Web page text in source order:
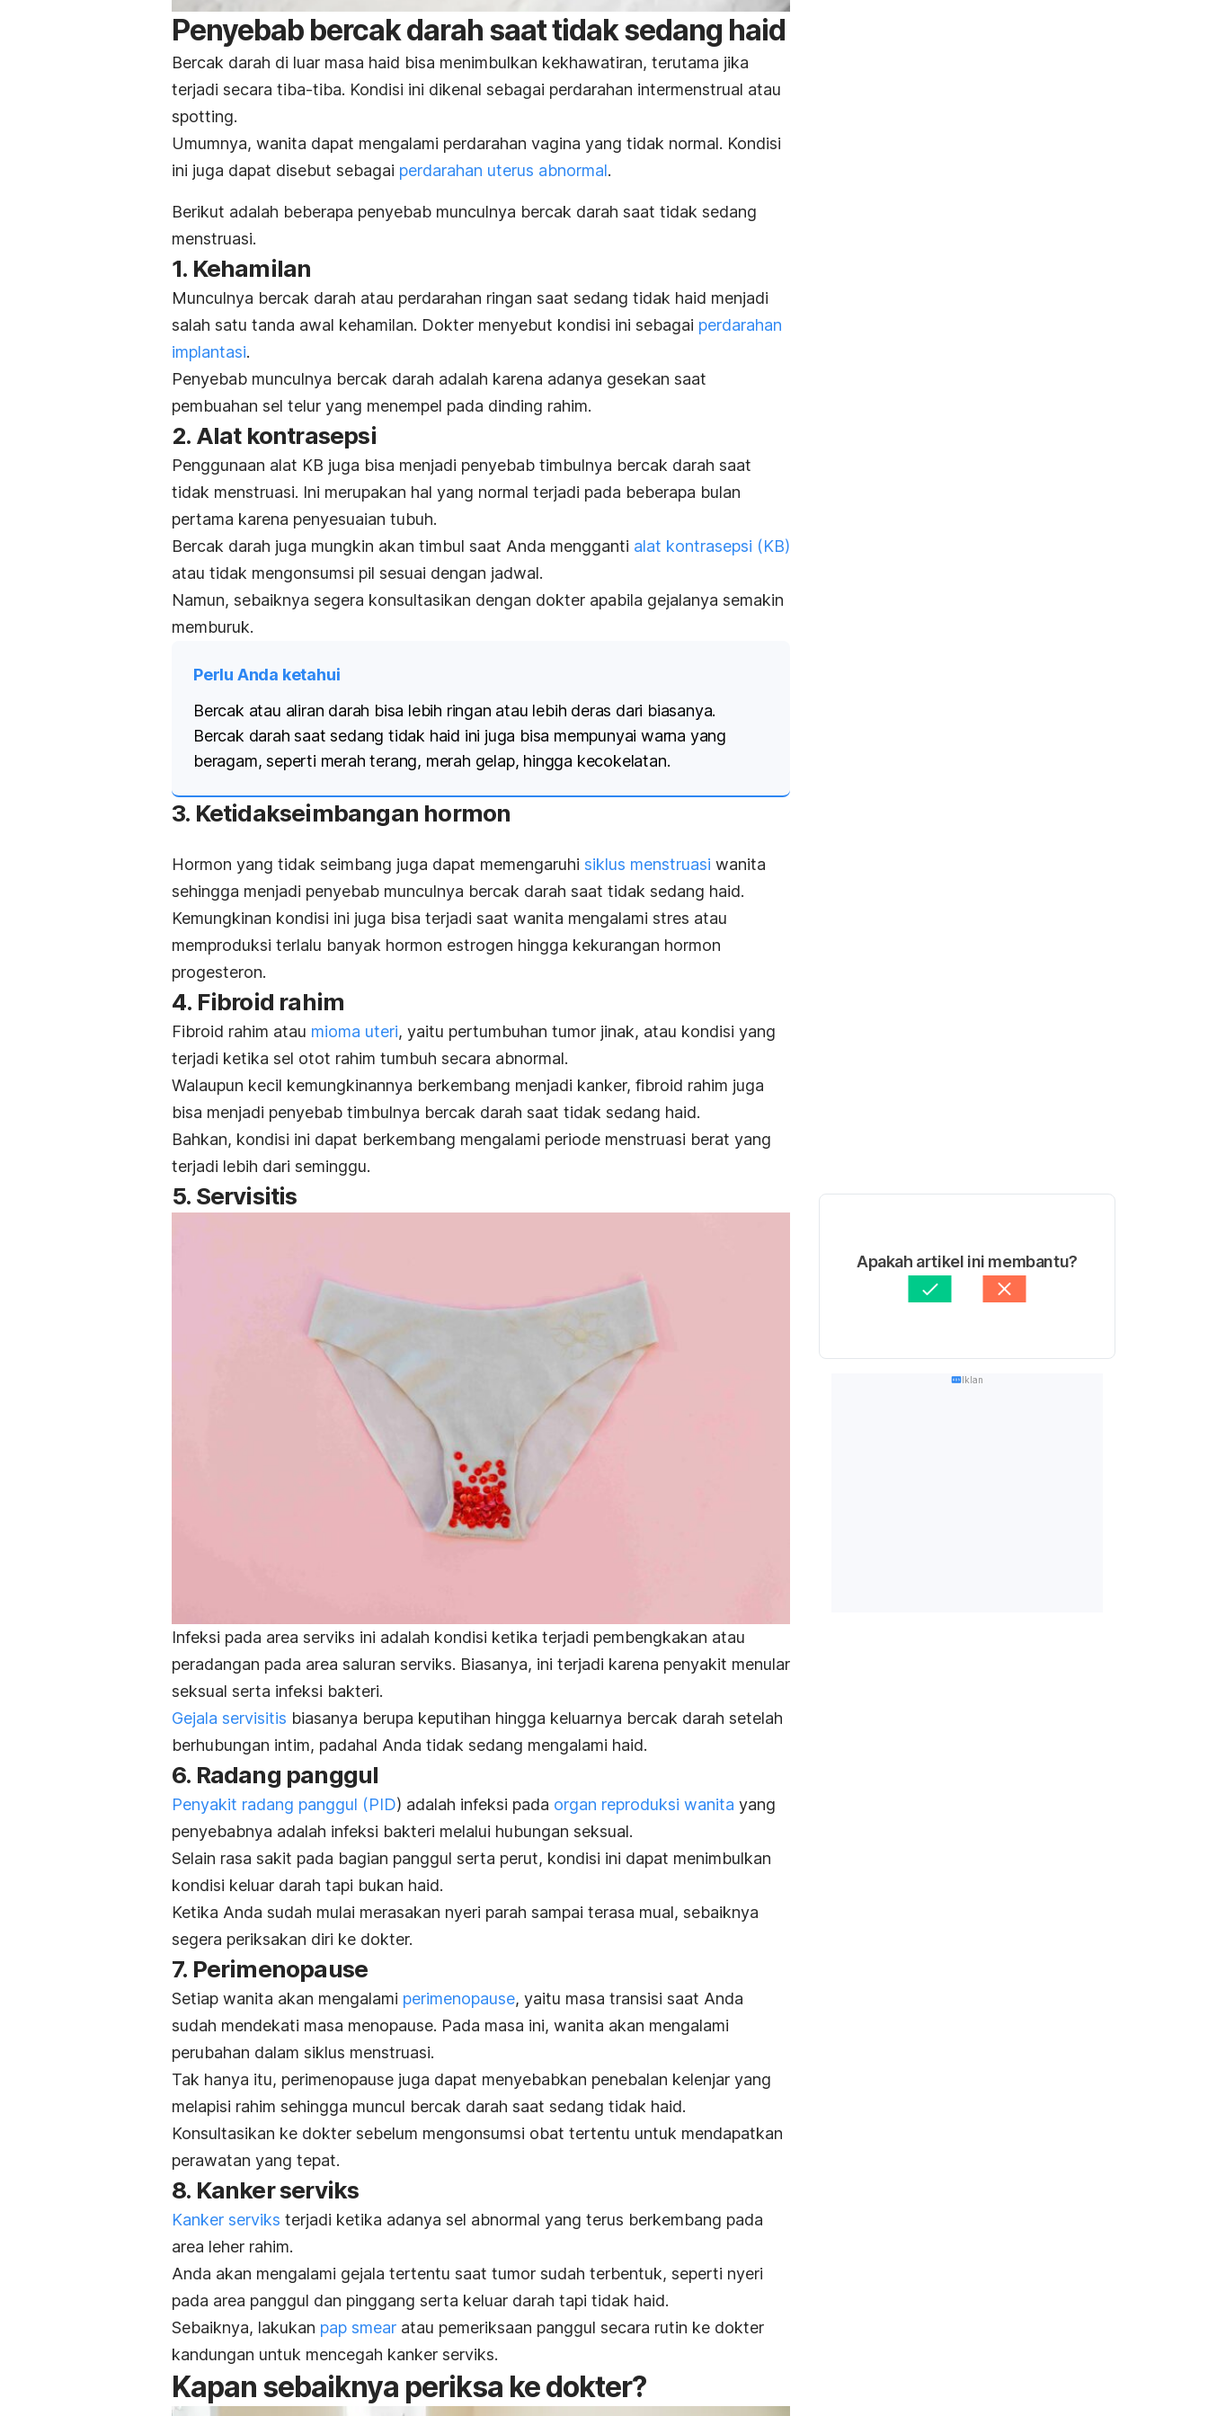
Penyebab bercak darah saat tidak sedang haid
Bercak darah di luar masa haid bisa menimbulkan kekhawatiran, terutama jika
terjadi secara tiba-tiba. Kondisi ini dikenal sebagai perdarahan intermenstrual atau
spotting.
Umumnya, wanita dapat mengalami perdarahan vagina yang tidak normal. Kondisi
ini juga dapat disebut sebagai perdarahan uterus abnormal.
Berikut adalah beberapa penyebab munculnya bercak darah saat tidak sedang
menstruasi.
1. Kehamilan
Munculnya bercak darah atau perdarahan ringan saat sedang tidak haid menjadi
salah satu tanda awal kehamilan. Dokter menyebut kondisi ini sebagai perdarahan
implantasi.
Penyebab munculnya bercak darah adalah karena adanya gesekan saat
pembuahan sel telur yang menempel pada dinding rahim.
2. Alat kontrasepsi
Penggunaan alat KB juga bisa menjadi penyebab timbulnya bercak darah saat
tidak menstruasi. Ini merupakan hal yang normal terjadi pada beberapa bulan
pertama karena penyesuaian tubuh.
Bercak darah juga mungkin akan timbul saat Anda mengganti alat kontrasepsi (KB)
atau tidak mengonsumsi pil sesuai dengan jadwal.
Namun, sebaiknya segera konsultasikan dengan dokter apabila gejalanya semakin
memburuk.
Perlu Anda ketahui
Bercak atau aliran darah bisa lebih ringan atau lebih deras dari biasanya.
Bercak darah saat sedang tidak haid ini juga bisa mempunyai warna yang
beragam, seperti merah terang, merah gelap, hingga kecokelatan.
3. Ketidakseimbangan hormon
Hormon yang tidak seimbang juga dapat memengaruhi siklus menstruasi wanita
sehingga menjadi penyebab munculnya bercak darah saat tidak sedang haid.
Kemungkinan kondisi ini juga bisa terjadi saat wanita mengalami stres atau
memproduksi terlalu banyak hormon estrogen hingga kekurangan hormon
progesteron.
4. Fibroid rahim
Fibroid rahim atau mioma uteri, yaitu pertumbuhan tumor jinak, atau kondisi yang
terjadi ketika sel otot rahim tumbuh secara abnormal.
Walaupun kecil kemungkinannya berkembang menjadi kanker, fibroid rahim juga
bisa menjadi penyebab timbulnya bercak darah saat tidak sedang haid.
Bahkan, kondisi ini dapat berkembang mengalami periode menstruasi berat yang
terjadi lebih dari seminggu.
5. Servisitis
Infeksi pada area serviks ini adalah kondisi ketika terjadi pembengkakan atau
peradangan pada area saluran serviks. Biasanya, ini terjadi karena penyakit menular
seksual serta infeksi bakteri.
Gejala servisitis biasanya berupa keputihan hingga keluarnya bercak darah setelah
berhubungan intim, padahal Anda tidak sedang mengalami haid.
6. Radang panggul
Penyakit radang panggul (PID) adalah infeksi pada organ reproduksi wanita yang
penyebabnya adalah infeksi bakteri melalui hubungan seksual.
Selain rasa sakit pada bagian panggul serta perut, kondisi ini dapat menimbulkan
kondisi keluar darah tapi bukan haid.
Ketika Anda sudah mulai merasakan nyeri parah sampai terasa mual, sebaiknya
segera periksakan diri ke dokter.
7. Perimenopause
Setiap wanita akan mengalami perimenopause, yaitu masa transisi saat Anda
sudah mendekati masa menopause. Pada masa ini, wanita akan mengalami
perubahan dalam siklus menstruasi.
Tak hanya itu, perimenopause juga dapat menyebabkan penebalan kelenjar yang
melapisi rahim sehingga muncul bercak darah saat sedang tidak haid.
Konsultasikan ke dokter sebelum mengonsumsi obat tertentu untuk mendapatkan
perawatan yang tepat.
8. Kanker serviks
Kanker serviks terjadi ketika adanya sel abnormal yang terus berkembang pada
area leher rahim.
Anda akan mengalami gejala tertentu saat tumor sudah terbentuk, seperti nyeri
pada area panggul dan pinggang serta keluar darah tapi tidak haid.
Sebaiknya, lakukan pap smear atau pemeriksaan panggul secara rutin ke dokter
kandungan untuk mencegah kanker serviks.
Kapan sebaiknya periksa ke dokter?
Apakah artikel ini membantu?
Iklan